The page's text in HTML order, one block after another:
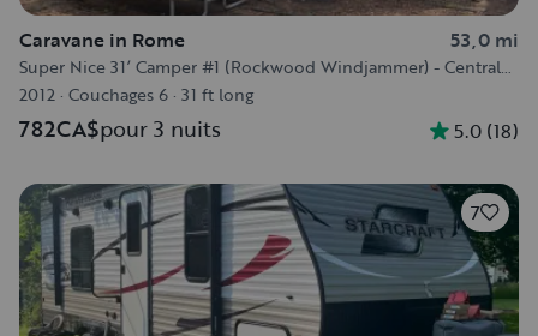
Caravane in Rome 53,0 mi
Super Nice 31’ Camper #1 (Rockwood Windjammer) - Central
NY State Area
2012 · Couchages 6 · 31 ft long
782CA$pour 3 nuits 5.0 (18)
7